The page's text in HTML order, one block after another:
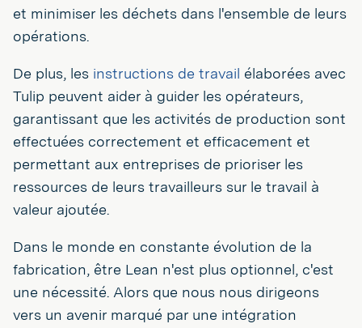
et minimiser les déchets dans l'ensemble de leurs
opérations.
De plus, les instructions de travail élaborées avec
Tulip peuvent aider à guider les opérateurs,
garantissant que les activités de production sont
effectuées correctement et efficacement et
permettant aux entreprises de prioriser les
ressources de leurs travailleurs sur le travail à
valeur ajoutée.
Dans le monde en constante évolution de la
fabrication, être Lean n'est plus optionnel, c'est
une nécessité. Alors que nous nous dirigeons
vers un avenir marqué par une intégration